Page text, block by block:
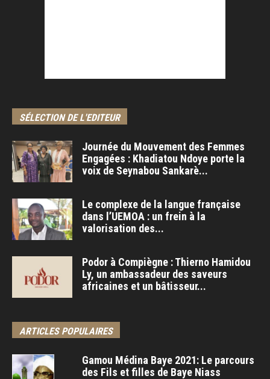
SÉLECTION DE L'EDITEUR
Journée du Mouvement des Femmes
Engagées : Khadiatou Ndoye porte la
voix de Seynabou Sankarè...
Le complexe de la langue française
dans l’UEMOA : un frein à la
valorisation des...
Podor à Compiègne : Thierno Hamidou
Ly, un ambassadeur des saveurs
africaines et un bâtisseur...
ARTICLES POPULAIRES
Gamou Médina Baye 2021: Le parcours
des Fils et filles de Baye Niass